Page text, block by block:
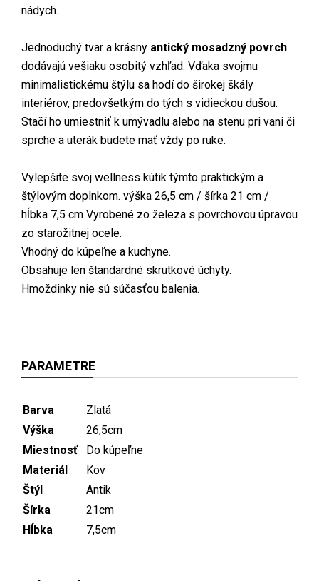
nádych.
Jednoduchý tvar a krásny antický mosadzný povrch
dodávajú vešiaku osobitý vzhľad. Vďaka svojmu
minimalistickému štýlu sa hodí do širokej škály
interiérov, predovšetkým do tých s vidieckou dušou.
Stačí ho umiestniť k umývadlu alebo na stenu pri vani či
sprche a uterák budete mať vždy po ruke.
Vylepšite svoj wellness kútik týmto praktickým a
štýlovým doplnkom. výška 26,5 cm / šírka 21 cm /
hĺbka 7,5 cm Vyrobené zo železa s povrchovou úpravou
zo starožitnej ocele.
Vhodný do kúpeľne a kuchyne.
Obsahuje len štandardné skrutkové úchyty.
Hmoždinky nie sú súčasťou balenia.
PARAMETRE
Barva
Zlatá
Výška
26,5cm
Miestnosť
Do kúpeľne
Materiál
Kov
Štýl
Antik
Šírka
21cm
Hĺbka
7,5cm